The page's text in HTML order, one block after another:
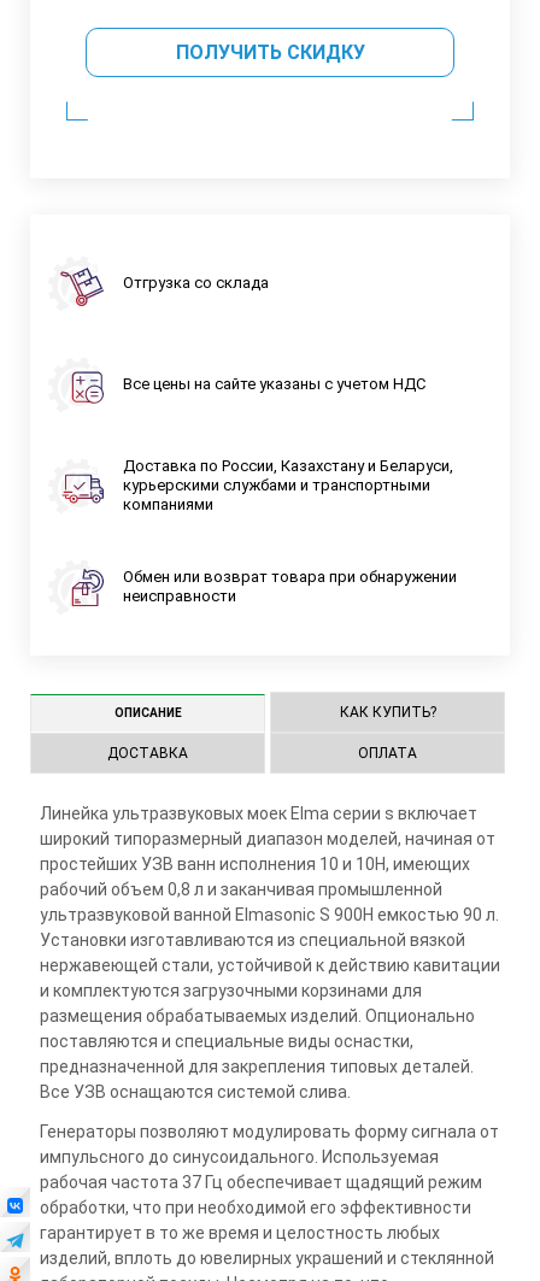
ПОЛУЧИТЬ СКИДКУ
Отгрузка со склада
Все цены на сайте указаны с учетом НДС
Доставка по России, Казахстану и Беларуси,
курьерскими службами и транспортными
компаниями
Обмен или возврат товара при обнаружении
неисправности
ОПИСАНИЕ КАК КУПИТЬ?
ДОСТАВКА ОПЛАТА
Линейка ультразвуковых моек Elma серии s включает
широкий типоразмерный диапазон моделей, начиная от
простейших УЗВ ванн исполнения 10 и 10H, имеющих
рабочий объем 0,8 л и заканчивая промышленной
ультразвуковой ванной Elmasonic S 900Н емкостью 90 л.
Установки изготавливаются из специальной вязкой
нержавеющей стали, устойчивой к действию кавитации
и комплектуются загрузочными корзинами для
размещения обрабатываемых изделий. Опционально
поставляются и специальные виды оснастки,
предназначенной для закрепления типовых деталей.
Все УЗВ оснащаются системой слива.
Генераторы позволяют модулировать форму сигнала от
импульсного до синусоидального. Используемая
рабочая частота 37 Гц обеспечивает щадящий режим
обработки, что при необходимой его эффективности
гарантирует в то же время и целостность любых
изделий, вплоть до ювелирных украшений и стеклянной